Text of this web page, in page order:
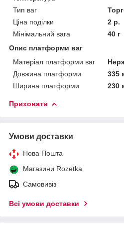
Тип ваг
Ціна поділки
2 р.
Мінімальний вага
40 г
Опис платформи ваг
Матеріал платформи ваг
Довжина платформи
335
Ширина платформи
230
Приховати
Умови доставки
Нова Пошта
Магазини Rozetka
Самовивіз
Всі умови доставки